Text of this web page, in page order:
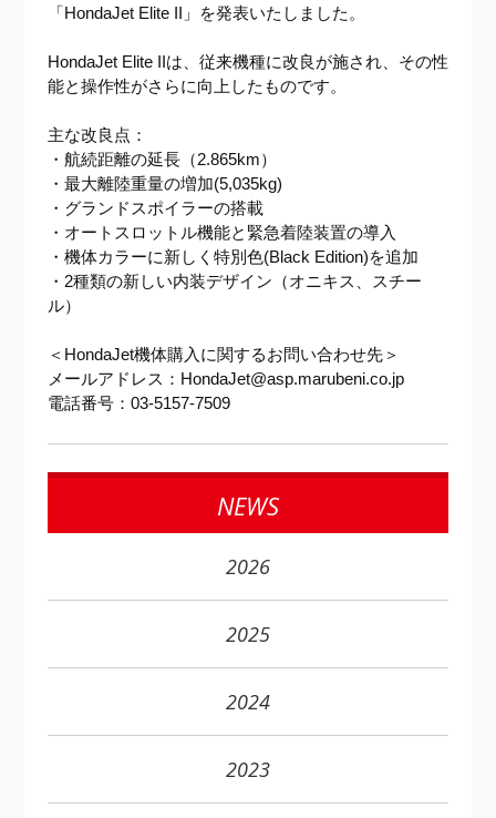
「HondaJet Elite II」を発表いたしました。
HondaJet Elite IIは、従来機種に改良が施され、その性
能と操作性がさらに向上したものです。
主な改良点：
・航続距離の延長（2.865km）
・最大離陸重量の増加(5,035kg)
・グランドスポイラーの搭載
・オートスロットル機能と緊急着陸装置の導入
・機体カラーに新しく特別色(Black Edition)を追加
・2種類の新しい内装デザイン（オニキス、スチー
ル）
＜HondaJet機体購入に関するお問い合わせ先＞
メールアドレス：HondaJet@asp.marubeni.co.jp
電話番号：03-5157-7509
NEWS
2026
2025
2024
2023